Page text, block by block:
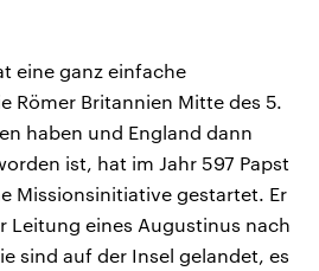
eine ganz einfache
Römer Britannien Mitte des 5.
haben und England dann
ist, hat im Jahr 597 Papst
Missionsinitiative gestartet. Er
Leitung eines Augustinus nach
sind auf der Insel gelandet, es